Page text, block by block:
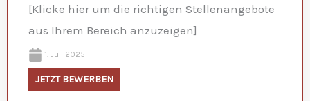
[Klicke hier um die richtigen Stellenangebote
aus Ihrem Bereich anzuzeigen]
1. Juli 2025
JETZT BEWERBEN